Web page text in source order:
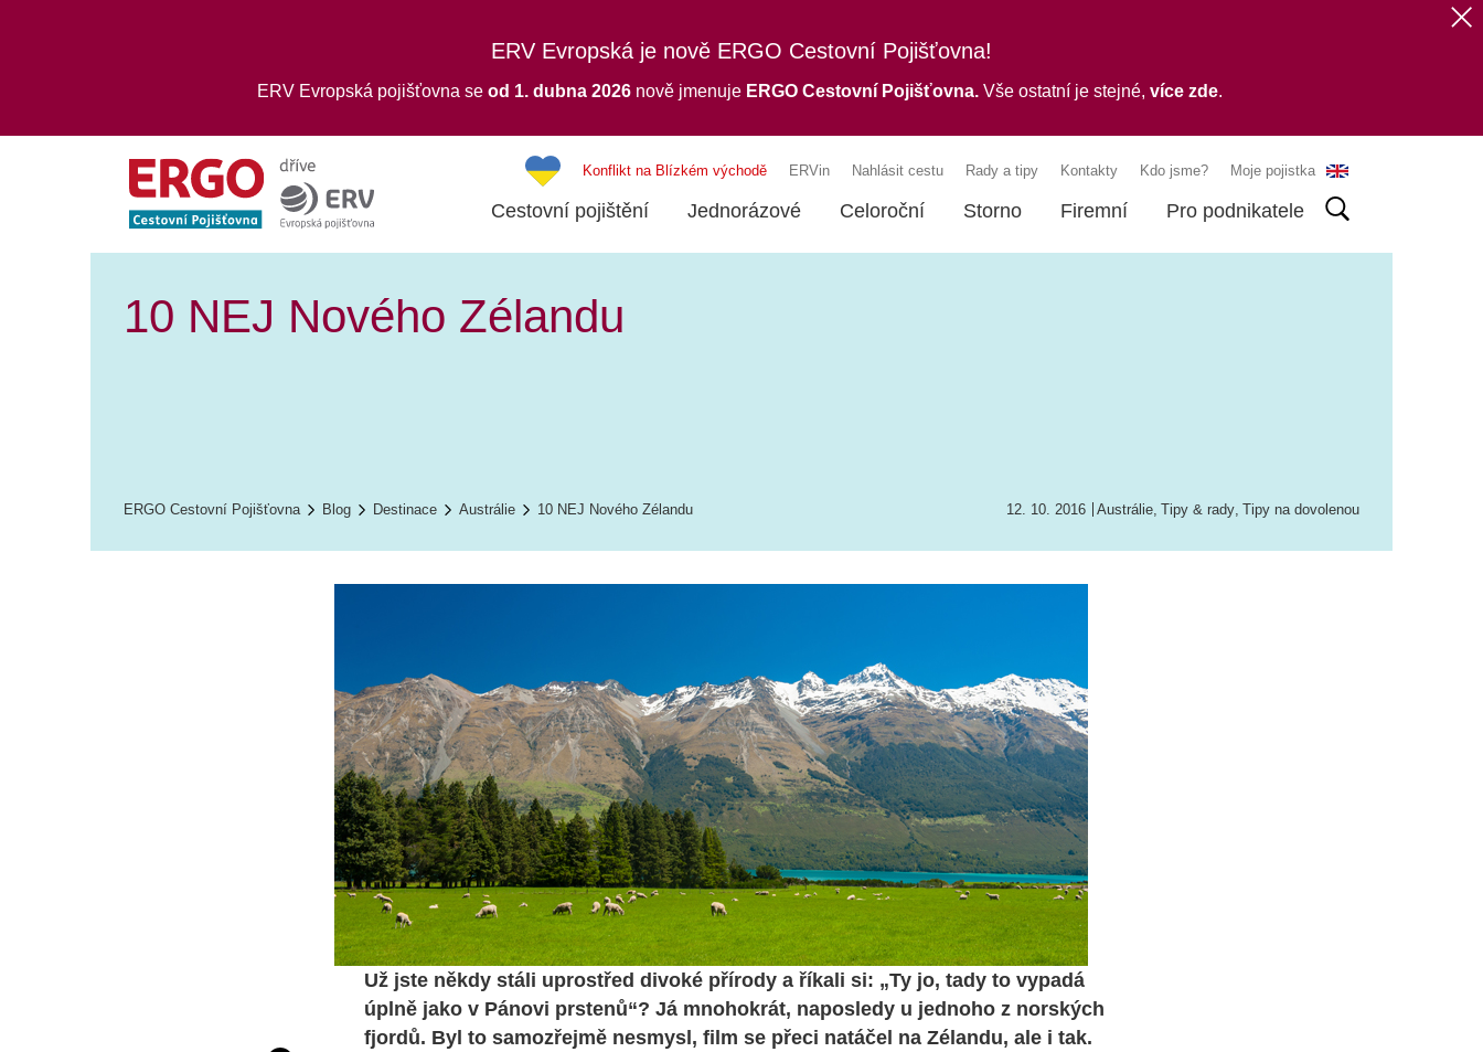
ERV Evropská je nově ERGO Cestovní Pojišťovna!
ERV Evropská pojišťovna se od 1. dubna 2026 nově jmenuje ERGO Cestovní Pojišťovna.Vše ostatní je stejné, více zde.
Konflikt na Blízkém východě ERVin Nahlásit cestu Rady a tipy Kontakty Kdo jsme? Moje pojistka
Cestovní pojištění Jednorázové Celoroční Storno Firemní Pro podnikatele
10 NEJ Nového Zélandu
ERGO Cestovní Pojišťovna Blog Destinace Austrálie 10 NEJ Nového Zélandu 12. 10. 2016 Austrálie, Tipy & rady, Tipy na dovolenou
Už jste někdy stáli uprostřed divoké přírody a říkali si: „Ty jo, tady to vypadá
úplně jako v Pánovi prstenů“? Já mnohokrát, naposledy u jednoho z norských
fjordů. Byl to samozřejmě nesmysl, film se přeci natáčel na Zélandu, ale i tak.